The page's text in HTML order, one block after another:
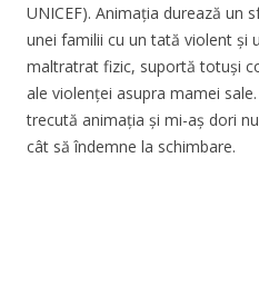
UNICEF). Animația durează un
unei familii cu un tată violent și
maltratrat fizic, suportă totuși
ale violenței asupra mamei
trecută animația și mi-aș dori
cât să îndemne la schimbare.